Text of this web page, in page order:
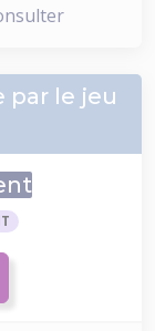
par le jeu